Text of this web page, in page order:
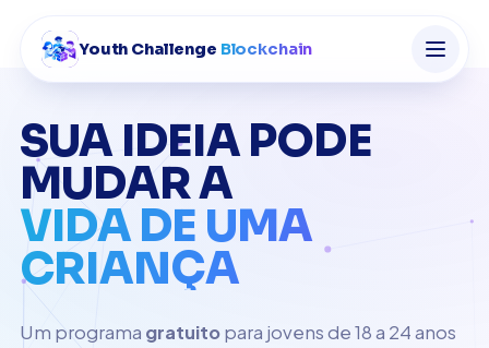
Youth Challenge Blockchain
SUA IDEIA PODE
MUDAR A
VIDA DE UMA
CRIANÇA
Um programa gratuitopara jovens de 18 a 24 anos